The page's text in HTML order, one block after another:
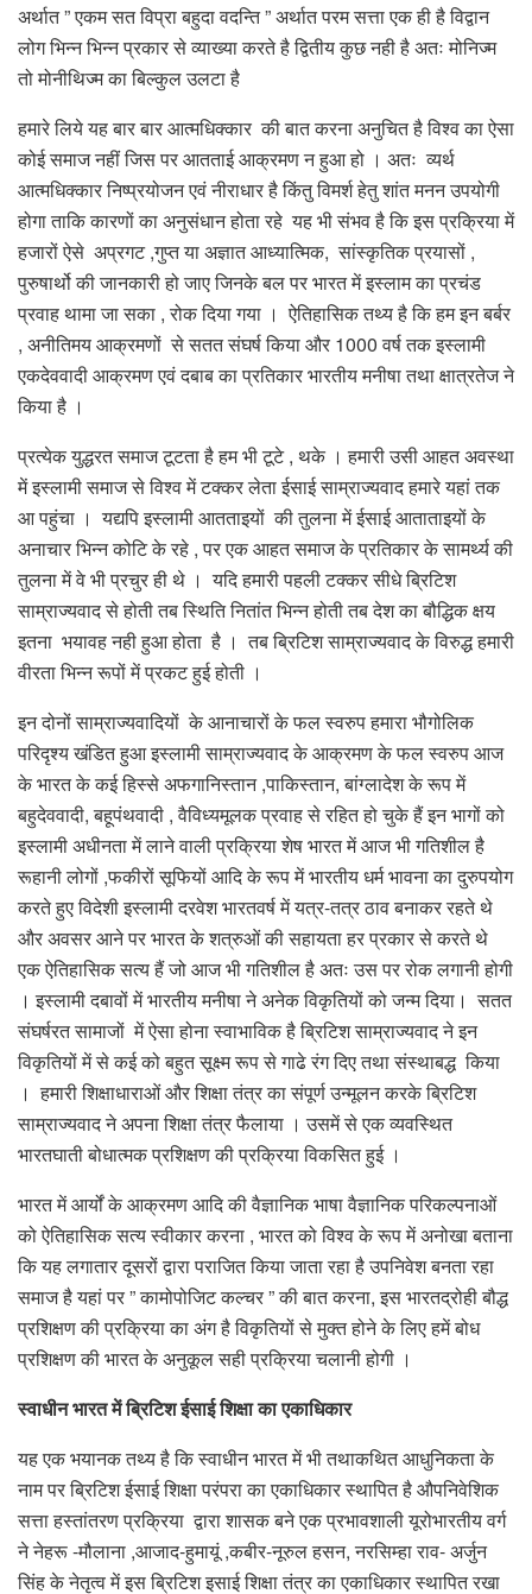
अर्थात ” एकम सत विप्रा बहुदा वदन्ति ” अर्थात परम सत्ता एक ही है विद्वान
लोग भिन्न भिन्न प्रकार से व्याख्या करते है द्वितीय कुछ नही है अतः मोनिज्म
तो मोनीथिज्म का बिल्कुल उलटा है
हमारे लिये यह बार बार आत्मधिक्कार की बात करना अनुचित है विश्व का ऐसा
कोई समाज नहीं जिस पर आतताई आक्रमण न हुआ हो । अतः व्यर्थ
आत्मधिक्कार निष्प्रयोजन एवं नीराधार है किंतु विमर्श हेतु शांत मनन उपयोगी
होगा ताकि कारणों का अनुसंधान होता रहे यह भी संभव है कि इस प्रक्रिया में
हजारों ऐसे अप्रगट ,गुप्त या अज्ञात आध्यात्मिक, सांस्कृतिक प्रयासों ,
पुरुषार्थो की जानकारी हो जाए जिनके बल पर भारत में इस्लाम का प्रचंड
प्रवाह थामा जा सका , रोक दिया गया । ऐतिहासिक तथ्य है कि हम इन बर्बर
, अनीतिमय आक्रमणों से सतत संघर्ष किया और 1000 वर्ष तक इस्लामी
एकदेववादी आक्रमण एवं दबाब का प्रतिकार भारतीय मनीषा तथा क्षात्रतेज ने
किया है ।
प्रत्येक युद्धरत समाज टूटता है हम भी टूटे , थके । हमारी उसी आहत अवस्था
में इस्लामी समाज से विश्व में टक्कर लेता ईसाई साम्राज्यवाद हमारे यहां तक
आ पहुंचा । यद्यपि इस्लामी आतताइयों की तुलना में ईसाई आताताइयों के
अनाचार भिन्न कोटि के रहे , पर एक आहत समाज के प्रतिकार के सामर्थ्य की
तुलना में वे भी प्रचुर ही थे । यदि हमारी पहली टक्कर सीधे ब्रिटिश
साम्राज्यवाद से होती तब स्थिति नितांत भिन्न होती तब देश का बौद्धिक क्षय
इतना भयावह नही हुआ होता है । तब ब्रिटिश साम्राज्यवाद के विरुद्ध हमारी
वीरता भिन्न रूपों में प्रकट हुई होती ।
इन दोनों साम्राज्यवादियों के आनाचारों के फल स्वरुप हमारा भौगोलिक
परिदृश्य खंडित हुआ इस्लामी साम्राज्यवाद के आक्रमण के फल स्वरुप आज
के भारत के कई हिस्से अफगानिस्तान ,पाकिस्तान, बांग्लादेश के रूप में
बहुदेववादी, बहूपंथवादी , वैविध्यमूलक प्रवाह से रहित हो चुके हैं इन भागों को
इस्लामी अधीनता में लाने वाली प्रक्रिया शेष भारत में आज भी गतिशील है
रूहानी लोगों ,फकीरों सूफियों आदि के रूप में भारतीय धर्म भावना का दुरुपयोग
करते हुए विदेशी इस्लामी दरवेश भारतवर्ष में यत्र-तत्र ठाव बनाकर रहते थे
और अवसर आने पर भारत के शत्रुओं की सहायता हर प्रकार से करते थे
एक ऐतिहासिक सत्य हैं जो आज भी गतिशील है अतः उस पर रोक लगानी होगी
। इस्लामी दबावों में भारतीय मनीषा ने अनेक विकृतियों को जन्म दिया। सतत
संघर्षरत सामाजों में ऐसा होना स्वाभाविक है ब्रिटिश साम्राज्यवाद ने इन
विकृतियों में से कई को बहुत सूक्ष्म रूप से गाढे रंग दिए तथा संस्थाबद्ध किया
। हमारी शिक्षाधाराओं और शिक्षा तंत्र का संपूर्ण उन्मूलन करके ब्रिटिश
साम्राज्यवाद ने अपना शिक्षा तंत्र फैलाया । उसमें से एक व्यवस्थित
भारतघाती बोधात्मक प्रशिक्षण की प्रक्रिया विकसित हुई ।
भारत में आर्यों के आक्रमण आदि की वैज्ञानिक भाषा वैज्ञानिक परिकल्पनाओं
को ऐतिहासिक सत्य स्वीकार करना , भारत को विश्व के रूप में अनोखा बताना
कि यह लगातार दूसरों द्वारा पराजित किया जाता रहा है उपनिवेश बनता रहा
समाज है यहां पर ” कामोपोजिट कल्चर ” की बात करना, इस भारतद्रोही बौद्ध
प्रशिक्षण की प्रक्रिया का अंग है विकृतियों से मुक्त होने के लिए हमें बोध
प्रशिक्षण की भारत के अनुकूल सही प्रक्रिया चलानी होगी ।
स्वाधीन भारत में ब्रिटिश ईसाई शिक्षा का एकाधिकार
यह एक भयानक तथ्य है कि स्वाधीन भारत में भी तथाकथित आधुनिकता के
नाम पर ब्रिटिश ईसाई शिक्षा परंपरा का एकाधिकार स्थापित है औपनिवेशिक
सत्ता हस्तांतरण प्रक्रिया द्वारा शासक बने एक प्रभावशाली यूरोभारतीय वर्ग
ने नेहरू -मौलाना ,आजाद-हुमायूं ,कबीर-नूरुल हसन, नरसिम्हा राव- अर्जुन
सिंह के नेतृत्व में इस ब्रिटिश इसाई शिक्षा तंत्र का एकाधिकार स्थापित रखा